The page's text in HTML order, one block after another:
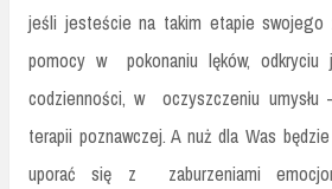
jeśli jesteście na takim etapie swojego
pomocy w pokonaniu lęków, odkryciu
codzienności, w oczyszczeniu umysłu
terapii poznawczej. A nuż dla Was
uporać się z zaburzeniami